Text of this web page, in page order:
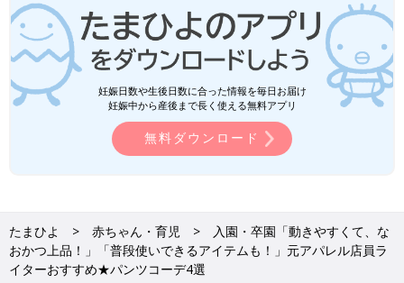
妊娠日数や生後日数に合った情報を毎日お届け
妊娠中から産後まで長く使える無料アプリ
無料ダウンロード
たまひよ 赤ちゃん・育児
入園・卒園「動きやすくて、な
おかつ上品！」「普段使いできるアイテムも！」元アパレル店員ラ
イターおすすめ★パンツコーデ4選